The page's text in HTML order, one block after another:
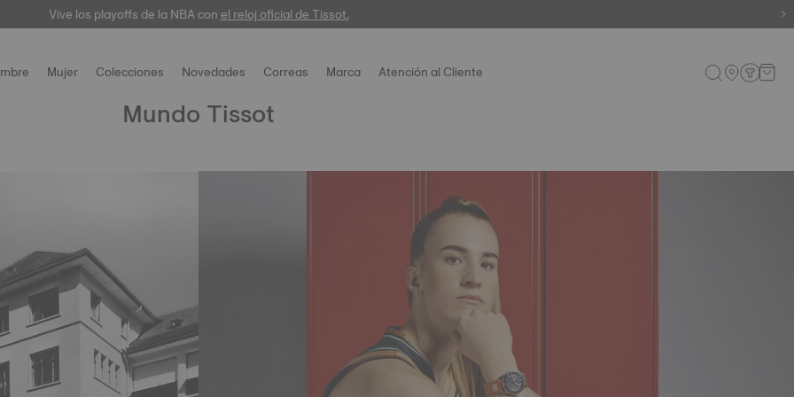
Vive los playoffs de la NBA conel reloj oficial de Tissot.
Mujer Colecciones Novedades Correas Marca Atención al Cliente
Mundo Tissot